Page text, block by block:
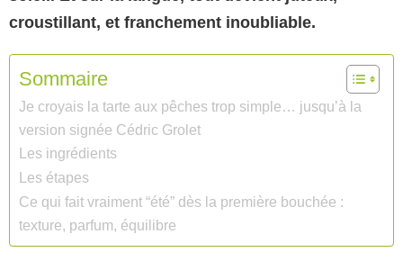
croustillant, et franchement inoubliable.
Sommaire
Je croyais la tarte aux pêches trop simple… jusqu’à la
version signée Cédric Grolet
Les ingrédients
Les étapes
Ce qui fait vraiment “été” dès la première bouchée :
texture, parfum, équilibre